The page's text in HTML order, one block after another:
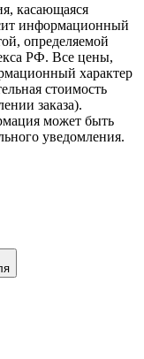
касающаяся
информационный
определяемой
РФ. Все цены,
характер
стоимость
заказа).
может быть
уведомления.